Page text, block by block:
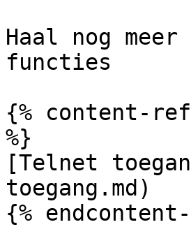
Haal nog
functies
{% content-ref
%}
[Telnet
toegang.md)
{%